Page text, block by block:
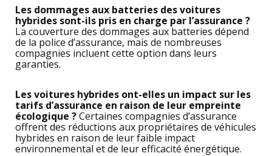
Les dommages aux batteries des voitures
hybrides sont-ils pris en charge par l’assurance ?
La couverture des dommages aux batteries dépend
de la police d’assurance, mais de nombreuses
compagnies incluent cette option dans leurs
garanties.
Les voitures hybrides ont-elles un impact sur les
tarifs d’assurance en raison de leur empreinte
écologique ?Certaines compagnies d’assurance
offrent des réductions aux propriétaires de véhicules
hybrides en raison de leur faible impact
environnemental et de leur efficacité énergétique.